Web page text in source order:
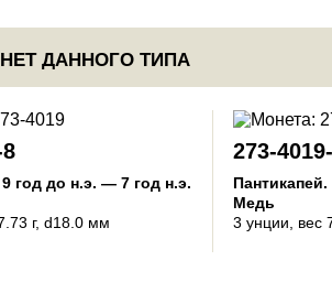
ДАННОГО ТИПА
9 год до н.э. — 7 год н.э.
7.73 г, d18.0 мм
273-
Пантикапей.
Медь
3 унции ,